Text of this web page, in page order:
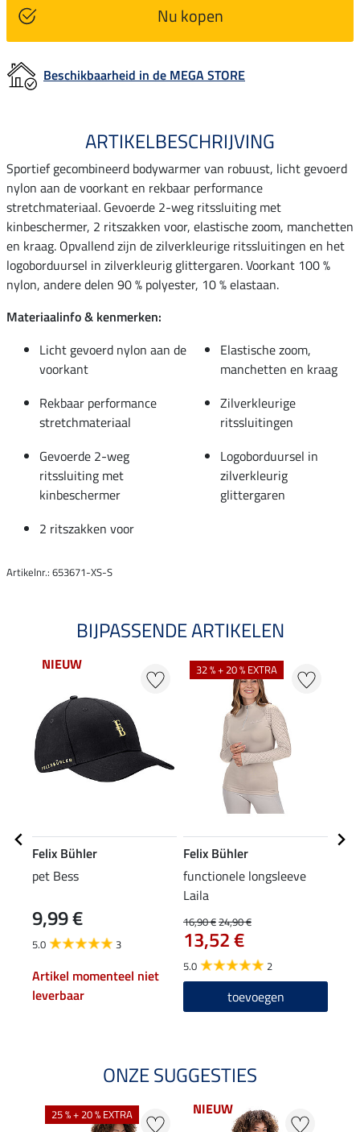
Nu kopen
Beschikbaarheid in de MEGA STORE
ARTIKELBESCHRIJVING
Sportief gecombineerd bodywarmer van robuust, licht gevoerd
nylon aan de voorkant en rekbaar performance
stretchmateriaal. Gevoerde 2-weg ritssluiting met
kinbeschermer, 2 ritszakken voor, elastische zoom, manchetten
en kraag. Opvallend zijn de zilverkleurige ritssluitingen en het
logoborduursel in zilverkleurig glittergaren. Voorkant 100 %
nylon, andere delen 90 % polyester, 10 % elastaan.
Materiaalinfo & kenmerken:
Licht gevoerd nylon aan de
voorkant
Elastische zoom,
manchetten en kraag
Rekbaar performance
stretchmateriaal
Zilverkleurige
ritssluitingen
Gevoerde 2-weg
ritssluiting met
kinbeschermer
Logoborduursel in
zilverkleurig
glittergaren
2 ritszakken voor
Artikelnr.: 653671-XS-S
BIJPASSENDE ARTIKELEN
NIEUW
Felix Bühler
pet Bess
9,99 €
5.0 3
Artikel momenteel niet
leverbaar
32 % + 20 % EXTRA
Felix Bühler
functionele longsleeve
Laila
16,90 €24,90 €
13,52 €
5.0 2
toevoegen
ONZE SUGGESTIES
25 % + 20 % EXTRA NIEUW